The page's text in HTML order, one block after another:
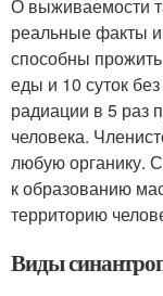
О выживаемости
реальные факты
способны
еды и 10 суток
радиации в 5
человека.
любую органику.
к образованию
территорию
Виды